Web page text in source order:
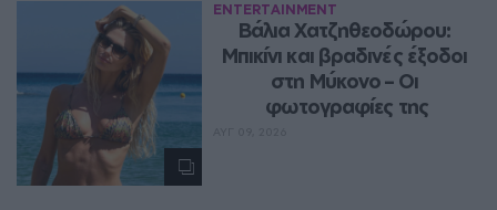
ENTERTAINMENT
Βάλια Χατζηθεοδώρου:
Μπικίνι και βραδινές έξοδοι
στη Μύκονο – Οι
φωτογραφίες της